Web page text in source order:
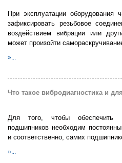
При эксплуатации оборудования
зафиксировать резьбовое
воздействием вибрации или
может произойти
»...
Что такое вибродиагностика и
Для того, чтобы обеспечить
подшипников необходим
и соответственно, самих
»...